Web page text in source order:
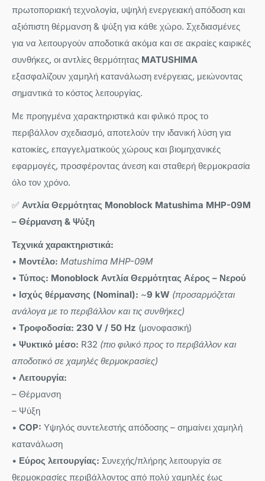
πρωτοποριακή τεχνολογία, υψηλή ενεργειακή απόδοση και
αξιόπιστη θέρμανση & ψύξη για κάθε χώρο. Σχεδιασμένες
για να λειτουργούν αποδοτικά ακόμα και σε ακραίες καιρικές
συνθήκες, οι αντλίες θερμότητας MATUSHIMA
εξασφαλίζουν χαμηλή κατανάλωση ενέργειας, μειώνοντας
σημαντικά το κόστος λειτουργίας.
Με προηγμένα χαρακτηριστικά και φιλικό προς το
περιβάλλον σχεδιασμό, αποτελούν την ιδανική λύση για
κατοικίες, επαγγελματικούς χώρους και βιομηχανικές
εφαρμογές, προσφέροντας άνεση και σταθερή θερμοκρασία
όλο τον χρόνο.
✅ Αντλία Θερμότητας Monoblock Matushima MHP-09M
– Θέρμανση & Ψύξη
Τεχνικά χαρακτηριστικά:
• Μοντέλο: Matushima MHP-09M
• Τύπος: Monoblock Αντλία Θερμότητας Αέρος – Νερού
• Ισχύς θέρμανσης (Nominal): ~9 kW (προσαρμόζεται
ανάλογα με το περιβάλλον και τις συνθήκες)
• Τροφοδοσία: 230 V / 50 Hz (μονοφασική)
• Ψυκτικό μέσο: R32 (πιο φιλικό προς το περιβάλλον και
αποδοτικό σε χαμηλές θερμοκρασίες)
• Λειτουργία:
– Θέρμανση
– Ψύξη
• COP: Υψηλός συντελεστής απόδοσης – σημαίνει χαμηλή
κατανάλωση
• Εύρος λειτουργίας: Συνεχής/πλήρης λειτουργία σε
θερμοκρασίες περιβάλλοντος από πολύ χαμηλές έως